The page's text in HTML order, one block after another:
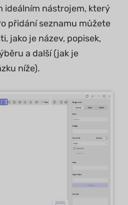
ideálním nástrojem, který
přidání seznamu můžete
jako je název, popisek,
a další (jak je
níže).